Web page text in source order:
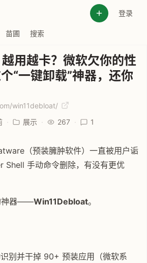
登录
苗圃 搜索
用越卡？微软欠你的性
“一键卸载”神器，还你
win11debloat/
· 展示 · 267 · 1
（预装臃肿软件）一直被用户诟
Shell 手动命令删除，有没有更优
神器——Win11Debloat。
别并干掉 90+ 预装应用（微软系